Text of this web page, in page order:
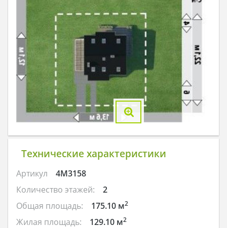
Технические характеристики
Артикул
4M3158
Количество этажей:
2
Общая площадь:
175.10 м2
Жилая площадь: 129.10 м2